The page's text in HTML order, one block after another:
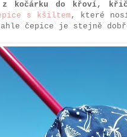
kočárku do křoví,
s kšiltem , které
čepice je stejně